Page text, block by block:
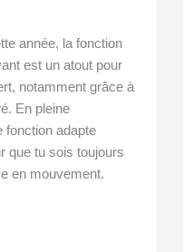
année, la fonction
est un atout pour
notamment grâce à
En pleine
fonction adapte
que tu sois toujours
en mouvement.